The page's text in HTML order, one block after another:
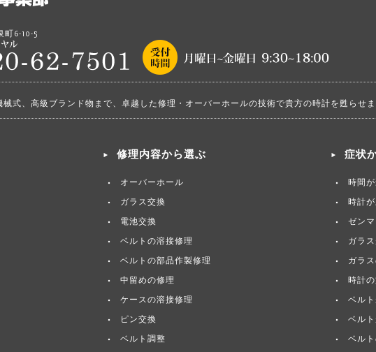
町6-10-5
械式、高級ブランド物まで、卓越した修理・オーバーホールの技術で貴方の時計を甦らせ
修理内容から選ぶ
オーバーホール
ガラス交換
電池交換
ベルトの溶接修理
ベルトの部品作製修理
中留めの修理
ケースの溶接修理
ピン交換
ベルト調整
症状
時間
時計
ゼン
ガラ
ガラ
時計
ベル
ベル
ベル